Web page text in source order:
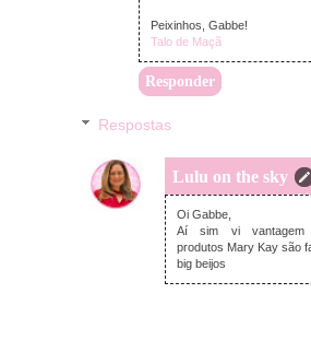
Peixinhos, Gabbe!
Talo de Maçã
Responder
Respostas
Lulu on the sky
sexta-
Oi Gabbe,
Aí sim vi vantagem
produtos Mary Kay são
big beijos